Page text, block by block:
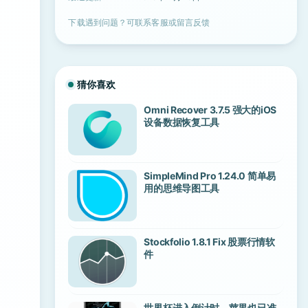
下载遇到问题？可联系客服或留言反馈
猜你喜欢
Omni Recover 3.7.5 强大的iOS
设备数据恢复工具
SimpleMind Pro 1.24.0 简单易
用的思维导图工具
Stockfolio 1.8.1 Fix 股票行情软
件